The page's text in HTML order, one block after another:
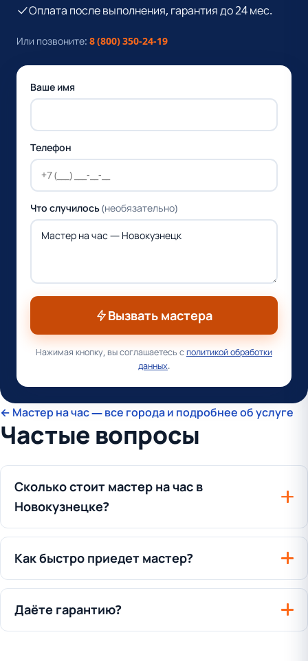
Оплата после выполнения, гарантия до 24 мес.
Или позвоните: 8 (800) 350-24-19
Ваше имя
Телефон
Что случилось(необязательно)
Вызвать мастера
Нажимая кнопку, вы соглашаетесь сполитикой обработки
данных.
← Мастер на час — все города и подробнее об услуге
Частые вопросы
Сколько стоит мастер на час в
Новокузнецке?
Как быстро приедет мастер?
Даёте гарантию?